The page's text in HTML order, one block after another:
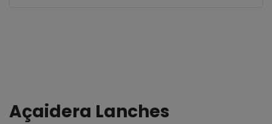
Açaidera Lanches